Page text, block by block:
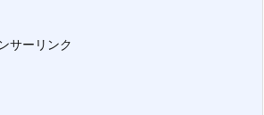
サーリンク